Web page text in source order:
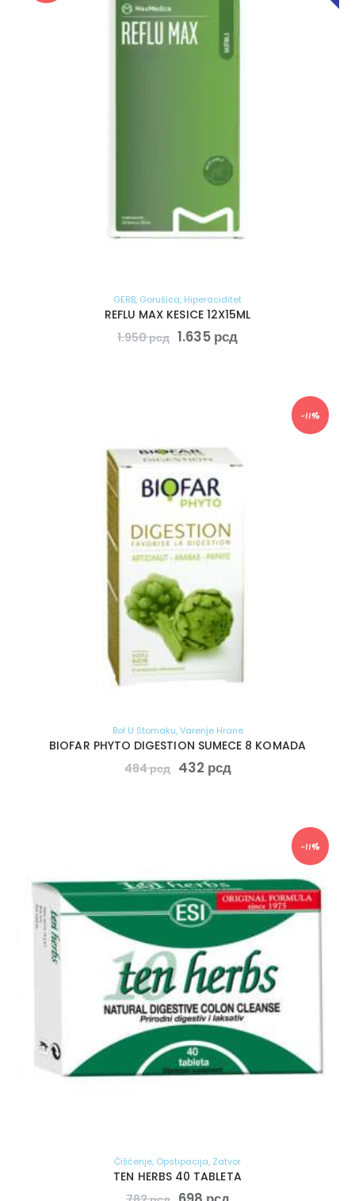
GERB, Gorušica, Hiperaciditet
REFLU MAX KESICE 12X15ML
1.950рсд 1.635 рсд
-11%
Bol U Stomaku,Varenje Hrane
BIOFAR PHYTO DIGESTION SUMECE 8 KOMADA
484рсд 432 рсд
-11%
Čišćenje, Opstipacija, Zatvor
TEN HERBS 40 TABLETA